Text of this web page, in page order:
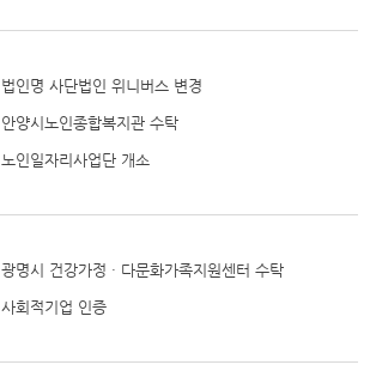
법인명 사단법인 위니버스 변경
안양시노인종합복지관 수탁
노인일자리사업단 개소
광명시 건강가정 · 다문화가족지원센터 수탁
사회적기업 인증